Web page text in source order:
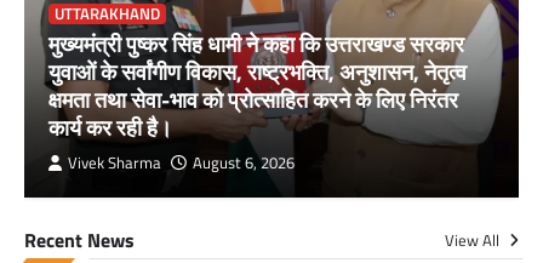
UTTARAKHAND
मुख्यमंत्री पुष्कर सिंह धामी ने कहा कि उत्तराखण्ड सरकार
युवाओं के सर्वांगीण विकास, राष्ट्रभक्ति, अनुशासन, नेतृत्व
क्षमता तथा सेवा-भाव को प्रोत्साहित करने के लिए निरंतर
कार्य कर रही है।
Vivek Sharma August 6, 2026
Recent News View All